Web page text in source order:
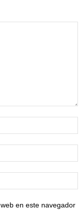
en este navegador